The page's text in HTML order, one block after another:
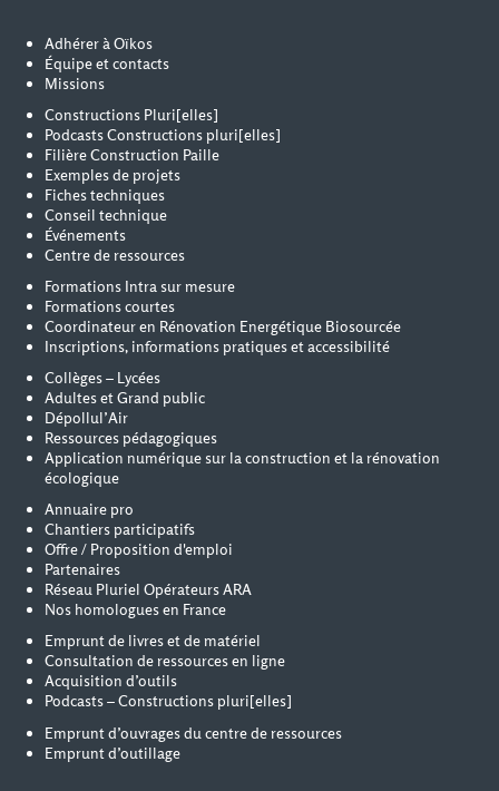
Adhérer à Oïkos
Équipe et contacts
Missions
Constructions Pluri[elles]
Podcasts Constructions pluri[elles]
Filière Construction Paille
Exemples de projets
Fiches techniques
Conseil technique
Événements
Centre de ressources
Formations Intra sur mesure
Formations courtes
Coordinateur en Rénovation Energétique Biosourcée
Inscriptions, informations pratiques et accessibilité
Collèges – Lycées
Adultes et Grand public
Dépollul’Air
Ressources pédagogiques
Application numérique sur la construction et la rénovation
écologique
Annuaire pro
Chantiers participatifs
Offre / Proposition d'emploi
Partenaires
Réseau Pluriel Opérateurs ARA
Nos homologues en France
Emprunt de livres et de matériel
Consultation de ressources en ligne
Acquisition d’outils
Podcasts – Constructions pluri[elles]
Emprunt d’ouvrages du centre de ressources
Emprunt d’outillage